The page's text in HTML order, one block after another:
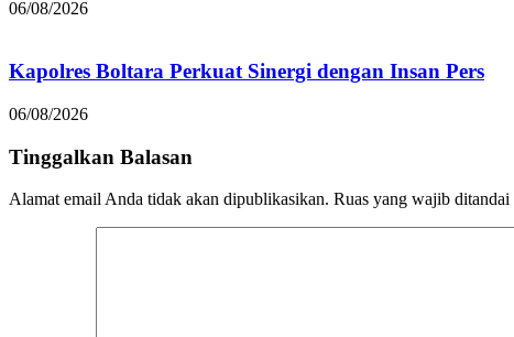
06/08/2026
Kapolres Boltara Perkuat Sinergi dengan Insan Pers
06/08/2026
Tinggalkan Balasan
Alamat email Anda tidak akan dipublikasikan. Ruas yang wajib ditandai